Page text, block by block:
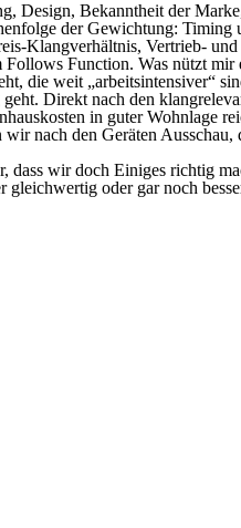
Design, Bekanntheit der
der Gewichtung:
Klangverhältnis, Vertrieb-
Function. Was nützt mir
die weit „arbeitsintensiver“
Direkt nach den
in guter
nach den Geräten
dass wir doch Einiges richtig
oder gar noch